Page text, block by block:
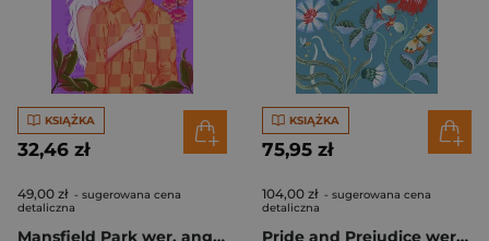
KSIĄŻKA
32,46 zł
49,00 zł - sugerowana cena
detaliczna
Mansfield Park wer. angielska
KSIĄŻKA
75,95 zł
104,00 zł - sugerowana cena
detaliczna
Pride and Prejudice wer. angielska